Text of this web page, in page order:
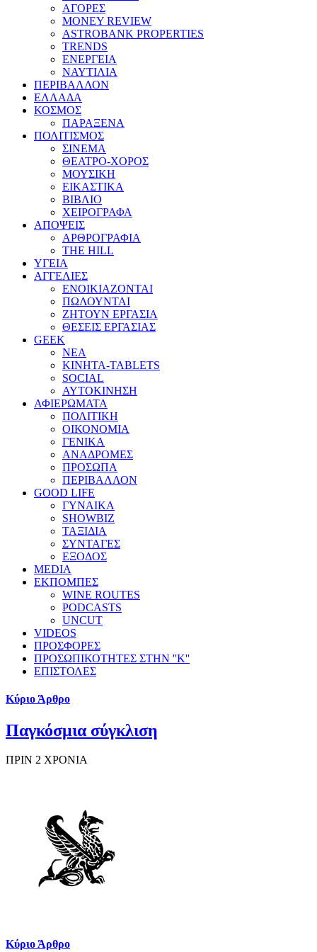
ΑΓΟΡΕΣ
MONEY REVIEW
ASTROBANK PROPERTIES
TRENDS
ΕΝΕΡΓΕΙΑ
ΝΑΥΤΙΛΙΑ
ΠΕΡΙΒΑΛΛΟΝ
ΕΛΛΑΔΑ
ΚΟΣΜΟΣ
ΠΑΡΑΞΕΝΑ
ΠΟΛΙΤΙΣΜΟΣ
ΣΙΝΕΜΑ
ΘΕΑΤΡΟ-ΧΟΡΟΣ
ΜΟΥΣΙΚΗ
ΕΙΚΑΣΤΙΚΑ
ΒΙΒΛΙΟ
ΧΕΙΡΟΓΡΑΦΑ
ΑΠΟΨΕΙΣ
ΑΡΘΡΟΓΡΑΦΙΑ
THE HILL
ΥΓΕΙΑ
ΑΓΓΕΛΙΕΣ
ΕΝΟΙΚΙΑΖΟΝΤΑΙ
ΠΩΛΟΥΝΤΑΙ
ΖΗΤΟΥΝ ΕΡΓΑΣΙΑ
ΘΕΣΕΙΣ ΕΡΓΑΣΙΑΣ
GEEK
ΝΕΑ
ΚΙΝΗΤΑ-TABLETS
SOCIAL
ΑΥΤΟΚΙΝΗΣΗ
ΑΦΙΕΡΩΜΑΤΑ
ΠΟΛΙΤΙΚΗ
ΟΙΚΟΝΟΜΙΑ
ΓΕΝΙΚΑ
ΑΝΑΔΡΟΜΕΣ
ΠΡΟΣΩΠΑ
ΠΕΡΙΒΑΛΛΟΝ
GOOD LIFE
ΓΥΝΑΙΚΑ
SHOWBIZ
ΤΑΞΙΔΙΑ
ΣΥΝΤΑΓΕΣ
ΕΞΟΔΟΣ
MEDIA
ΕΚΠΟΜΠΕΣ
WINE ROUTES
PODCASTS
UNCUT
VIDEOS
ΠΡΟΣΦΟΡΕΣ
ΠΡΟΣΩΠΙΚΟΤΗΤΕΣ ΣΤΗΝ ''Κ''
ΕΠΙΣΤΟΛΕΣ
Κύριο Άρθρο
Παγκόσμια σύγκλιση
ΠΡΙΝ 2 ΧΡΟΝΙΑ
Κύριο Άρθρο